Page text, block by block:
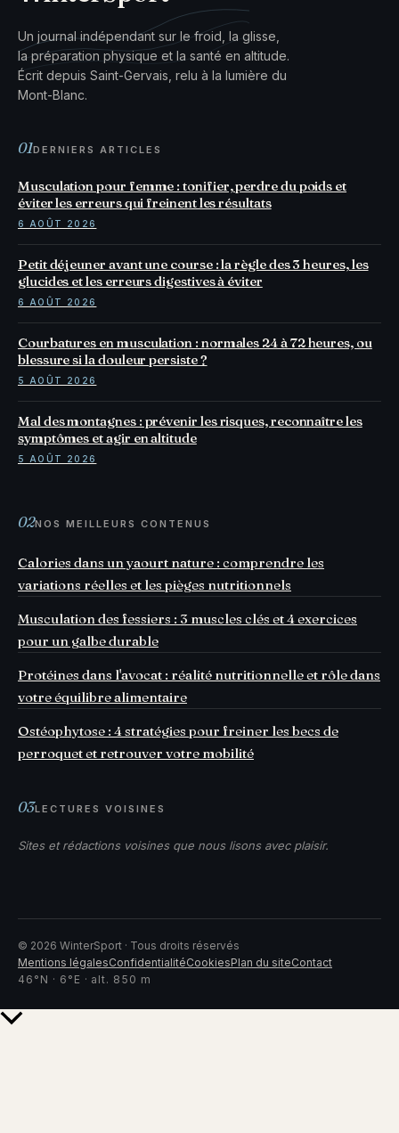
Un journal indépendant sur le froid, la glisse,
la préparation physique et la santé en altitude.
Écrit depuis Saint-Gervais, relu à la lumière du
Mont-Blanc.
01DERNIERS ARTICLES
Musculation pour femme : tonifier, perdre du poids et
éviter les erreurs qui freinent les résultats
6 AOÛT 2026
Petit déjeuner avant une course : la règle des 3 heures, les
glucides et les erreurs digestives à éviter
6 AOÛT 2026
Courbatures en musculation : normales 24 à 72 heures, ou
blessure si la douleur persiste ?
5 AOÛT 2026
Mal des montagnes : prévenir les risques, reconnaître les
symptômes et agir en altitude
5 AOÛT 2026
02NOS MEILLEURS CONTENUS
Calories dans un yaourt nature : comprendre les
variations réelles et les pièges nutritionnels
Musculation des fessiers : 3 muscles clés et 4 exercices
pour un galbe durable
Protéines dans l'avocat : réalité nutritionnelle et rôle dans
votre équilibre alimentaire
Ostéophytose : 4 stratégies pour freiner les becs de
perroquet et retrouver votre mobilité
03LECTURES VOISINES
Sites et rédactions voisines que nous lisons avec plaisir.
© 2026 WinterSport · Tous droits réservés
Mentions légalesConfidentialitéCookiesPlan du siteContact
46°N · 6°E · alt. 850 m